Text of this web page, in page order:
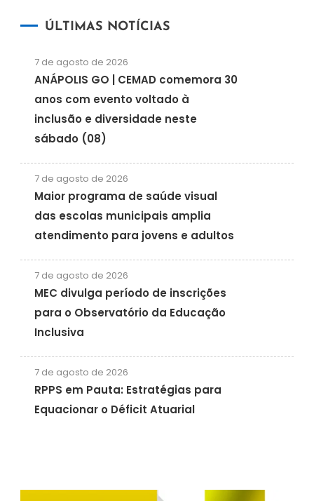
ÚLTIMAS NOTÍCIAS
7 de agosto de 2026
ANÁPOLIS GO | CEMAD comemora 30
anos com evento voltado à
inclusão e diversidade neste
sábado (08)
7 de agosto de 2026
Maior programa de saúde visual
das escolas municipais amplia
atendimento para jovens e adultos
7 de agosto de 2026
MEC divulga período de inscrições
para o Observatório da Educação
Inclusiva
7 de agosto de 2026
RPPS em Pauta: Estratégias para
Equacionar o Déficit Atuarial